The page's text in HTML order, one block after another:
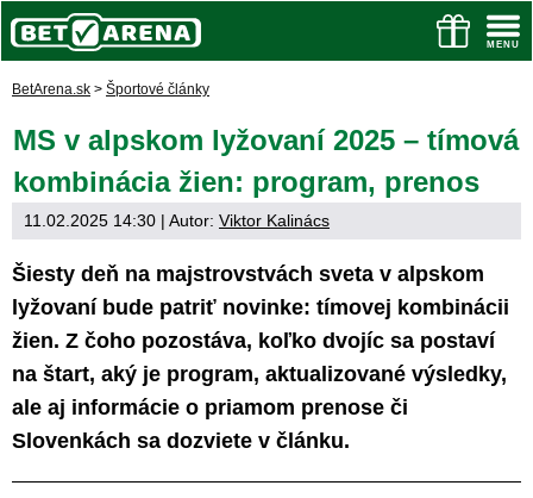
BetArena.sk > Športové články
MS v alpskom lyžovaní 2025 – tímová
kombinácia žien: program, prenos
11.02.2025 14:30 | Autor: Viktor Kalinács
Šiesty deň na majstrovstvách sveta v alpskom
lyžovaní bude patriť novinke: tímovej kombinácii
žien. Z čoho pozostáva, koľko dvojíc sa postaví
na štart, aký je program, aktualizované výsledky,
ale aj informácie o priamom prenose či
Slovenkách sa dozviete v článku.